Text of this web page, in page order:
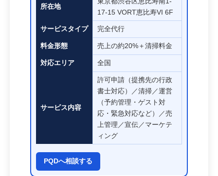
所在地
17-15 VORT恵比寿VI 6F
サービスタイプ 完全代行
料金形態 売上の約20%＋清掃料金
対応エリア 全国
サービス内容
許可申請（提携先の行政
書士対応）／清掃／運営
（予約管理・ゲスト対
応・緊急対応など）／売
上管理／宣伝／マーケテ
ィング
PQDへ相談する